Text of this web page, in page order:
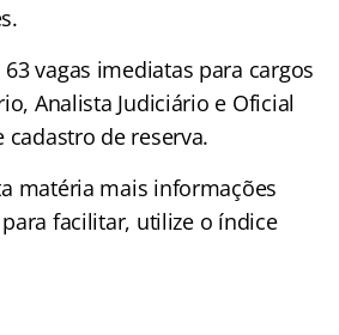
vagas imediatas para cargos
Analista Judiciário e Oficial
cadastro de reserva.
matéria mais informações
facilitar, utilize o índice